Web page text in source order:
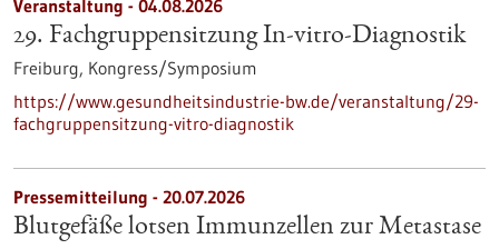
Veranstaltung - 04.08.2026
29. Fachgruppensitzung In-vitro-Diagnostik
Freiburg, Kongress/Symposium
https://www.gesundheitsindustrie-bw.de/veranstaltung/29-
fachgruppensitzung-vitro-diagnostik
Pressemitteilung - 20.07.2026
Blutgefäße lotsen Immunzellen zur Metastase